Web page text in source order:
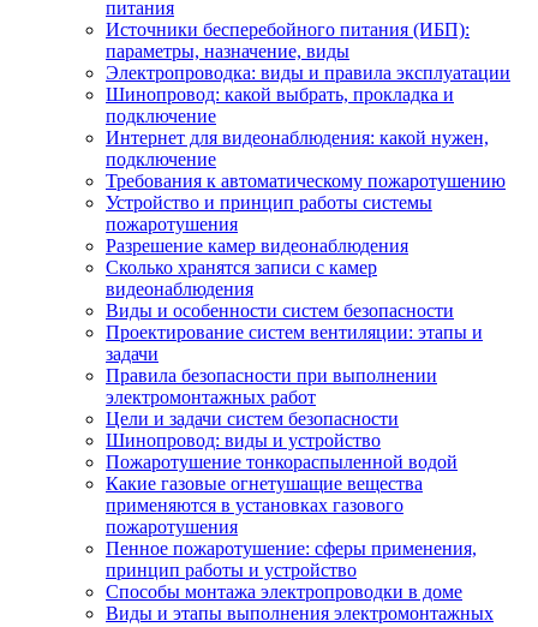
питания
Источники бесперебойного питания (ИБП):
параметры, назначение, виды
Электропроводка: виды и правила эксплуатации
Шинопровод: какой выбрать, прокладка и
подключение
Интернет для видеонаблюдения: какой нужен,
подключение
Требования к автоматическому пожаротушению
Устройство и принцип работы системы
пожаротушения
Разрешение камер видеонаблюдения
Сколько хранятся записи с камер
видеонаблюдения
Виды и особенности систем безопасности
Проектирование систем вентиляции: этапы и
задачи
Правила безопасности при выполнении
электромонтажных работ
Цели и задачи систем безопасности
Шинопровод: виды и устройство
Пожаротушение тонкораспыленной водой
Какие газовые огнетушащие вещества
применяются в установках газового
пожаротушения
Пенное пожаротушение: сферы применения,
принцип работы и устройство
Способы монтажа электропроводки в доме
Виды и этапы выполнения электромонтажных